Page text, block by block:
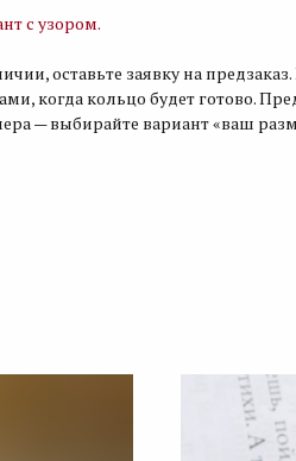
с узором.
оставьте заявку на
когда кольцо будет готово.
— выбирайте вариант «ваш